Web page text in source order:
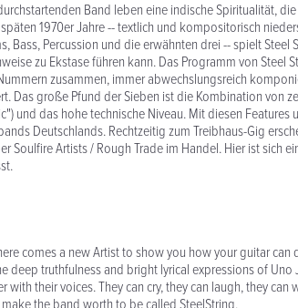
Band leben eine indische Spiritualität,
1970er Jahre -- textlich und kompositorisch
Bass, Percussion und die erwähnten drei -- spielt
zu Ekstase führen kann. Das Programm von Steel
zusammen, immer abwechslungsreich
Das große Pfund der Sieben ist die Kombination von
und das hohe technische Niveau. Mit diesen Features
Deutschlands. Rechtzeitig zum Treibhaus-Gig
Soulfire Artists / Rough Trade im Handel. Hier ist sich
comes a new Artist to show you how your guitar
deep truthfulness and bright lyrical expressions of Uno
with their voices. They can cry, they can laugh, they